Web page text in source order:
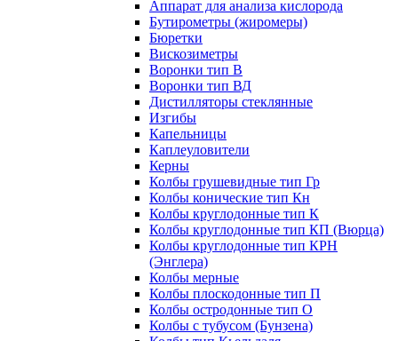
Аппарат для анализа кислорода
Бутирометры (жиромеры)
Бюретки
Вискозиметры
Воронки тип В
Воронки тип ВД
Дистилляторы стеклянные
Изгибы
Капельницы
Каплеуловители
Керны
Колбы грушевидные тип Гр
Колбы конические тип Кн
Колбы круглодонные тип К
Колбы круглодонные тип КП (Вюрца)
Колбы круглодонные тип КРН
(Энглера)
Колбы мерные
Колбы плоскодонные тип П
Колбы остродонные тип О
Колбы с тубусом (Бунзена)